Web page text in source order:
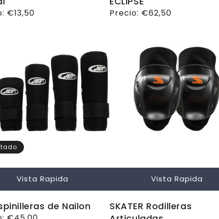
€13,50
Precio
Precio: €62,50
Vista Rapida
de Nailon
Vista Rapida
SKATER Rodilleras